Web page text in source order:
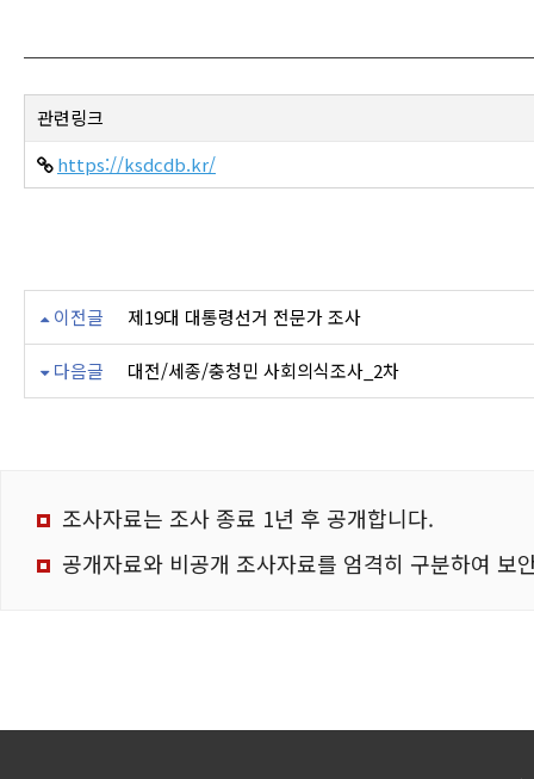
관련링크
https://ksdcdb.kr/
이전글 제19대 대통령선거 전문가 조사
다음글 대전/세종/충청민 사회의식조사_2차
조사자료는 조사 종료 1년 후 공개합니다.
공개자료와 비공개 조사자료를 엄격히 구분하여 보